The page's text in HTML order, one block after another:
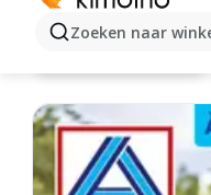
Zoeken naar